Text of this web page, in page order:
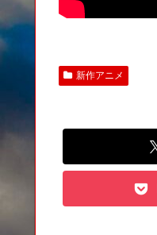
新作アニメ